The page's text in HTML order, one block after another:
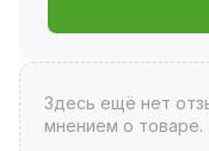
Здесь ещё нет
мнением о товаре.